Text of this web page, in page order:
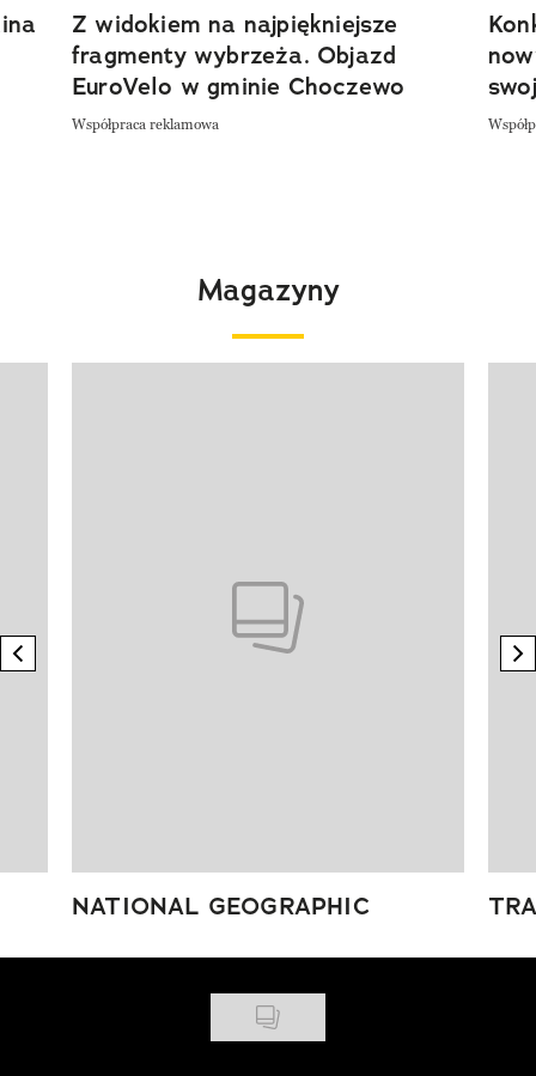
Z widokiem na najpiękniejsze
fragmenty wybrzeża. Objazd
EuroVelo w gminie Choczewo
Współpraca reklamowa
Magazyny
previous element
NATIONAL GEOGRAPHIC